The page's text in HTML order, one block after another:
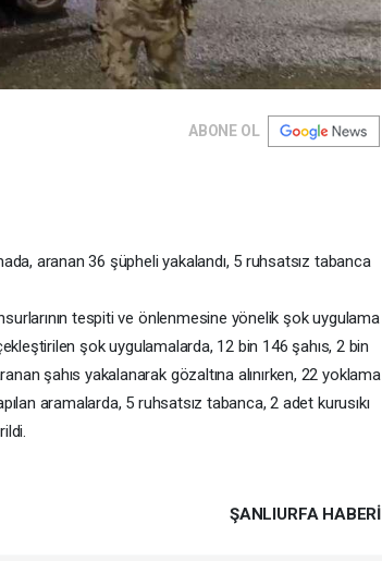
ABONE OL
aranan 36 şüpheli yakalandı, 5 ruhsatsız tabanca
tespiti ve önlenmesine yönelik şok uygulama
şok uygulamalarda, 12 bin 146 şahıs, 2 bin
şahıs yakalanarak gözaltına alınırken, 22 yoklama
aramalarda, 5 ruhsatsız tabanca, 2 adet kurusıkı
ŞANLIURFA HABERİ